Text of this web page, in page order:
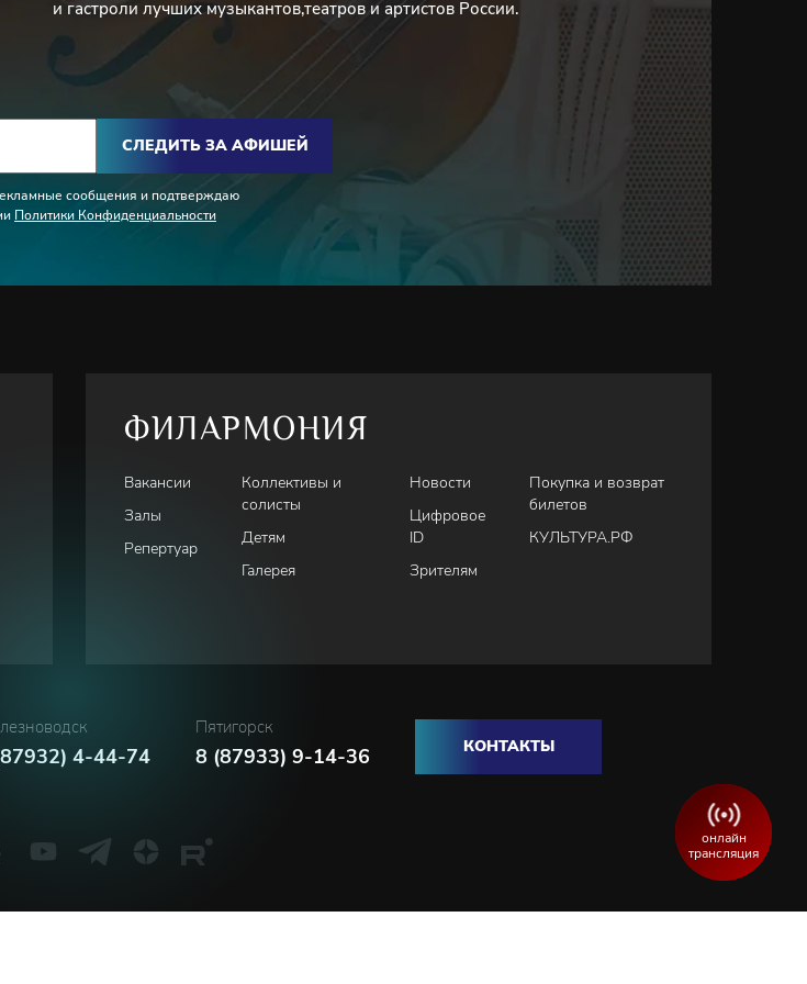
и гастроли лучших музыкантов,театров и артистов России.
СЛЕДИТЬ ЗА АФИШЕЙ
сообщения и подтверждаю
Политики Конфиденциальности
ФИЛАРМОНИЯ
Вакансии
Залы
Репертуар
Коллективы и
солисты
Детям
Галерея
Новости
Цифровое
ID
Зрителям
Покупка и возврат
билетов
КУЛЬТУРА.РФ
4-44-74
Пятигорск
8 (87933) 9-14-36 КОНТАКТЫ
онлайн
трансляция